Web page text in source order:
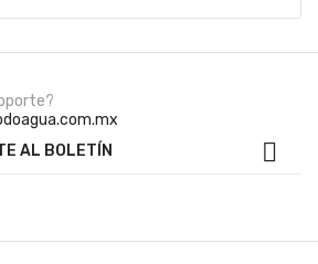
AL BOLETÍN
